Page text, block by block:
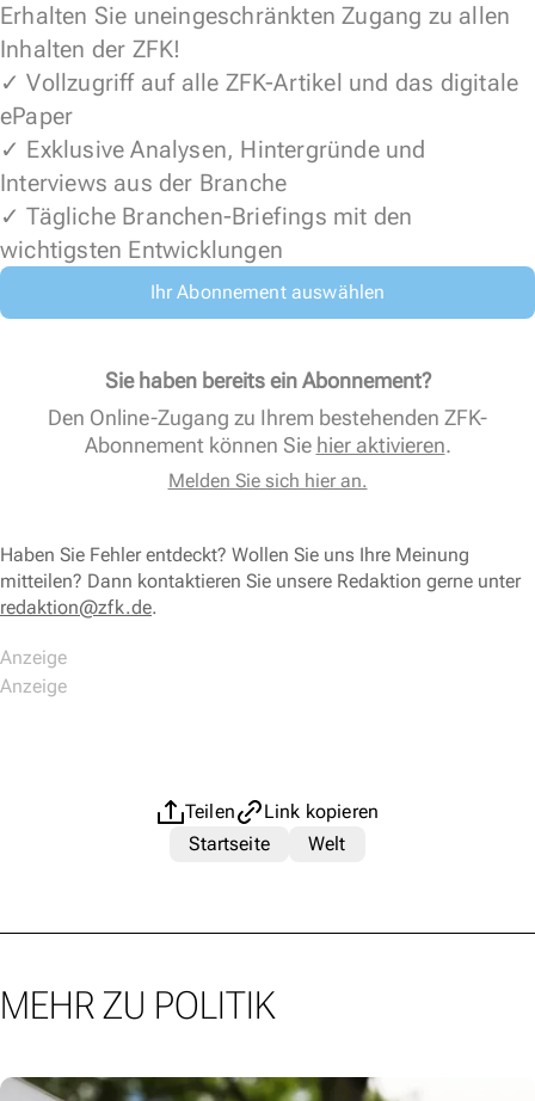
Erhalten Sie uneingeschränkten Zugang zu allen
Inhalten der ZFK!
✓ Vollzugriff auf alle ZFK-Artikel und das digitale
ePaper
✓ Exklusive Analysen, Hintergründe und
Interviews aus der Branche
✓ Tägliche Branchen-Briefings mit den
wichtigsten Entwicklungen
Ihr Abonnement auswählen
Sie haben bereits ein Abonnement?
Den Online-Zugang zu Ihrem bestehenden ZFK-
Abonnement können Sie hier aktivieren.
Melden Sie sich hier an.
Haben Sie Fehler entdeckt? Wollen Sie uns Ihre Meinung
mitteilen? Dann kontaktieren Sie unsere Redaktion gerne unter
redaktion@zfk.de.
Teilen
Link kopieren
Startseite
Welt
MEHR ZU POLITIK